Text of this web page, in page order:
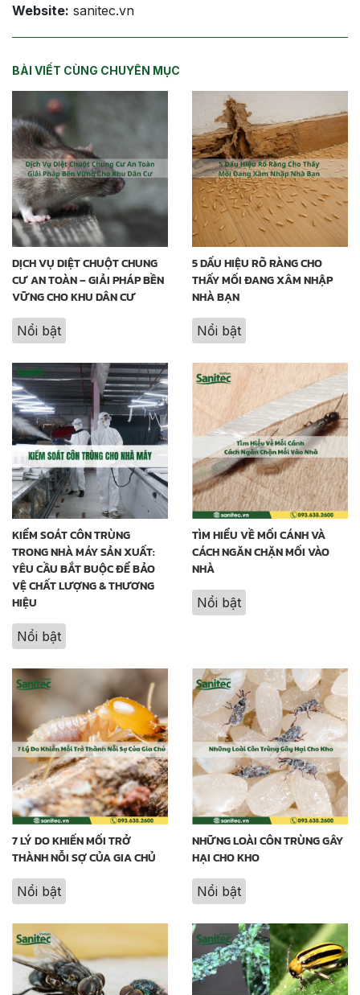
Website: sanitec.vn
BÀI VIẾT CÙNG CHUYÊN MỤC
DỊCH VỤ DIỆT CHUỘT CHUNG
CƯ AN TOÀN – GIẢI PHÁP BỀN
VỮNG CHO KHU DÂN CƯ
Nổi bật
5 DẤU HIỆU RÕ RÀNG CHO
THẤY MỐI ĐANG XÂM NHẬP
NHÀ BẠN
Nổi bật
KIỂM SOÁT CÔN TRÙNG
TRONG NHÀ MÁY SẢN XUẤT:
YÊU CẦU BẮT BUỘC ĐỂ BẢO
VỆ CHẤT LƯỢNG & THƯƠNG
HIỆU
Nổi bật
TÌM HIỂU VỀ MỐI CÁNH VÀ
CÁCH NGĂN CHẶN MỐI VÀO
NHÀ
Nổi bật
7 LÝ DO KHIẾN MỐI TRỞ
THÀNH NỖI SỢ CỦA GIA CHỦ
Nổi bật
NHỮNG LOÀI CÔN TRÙNG GÂY
HẠI CHO KHO
Nổi bật